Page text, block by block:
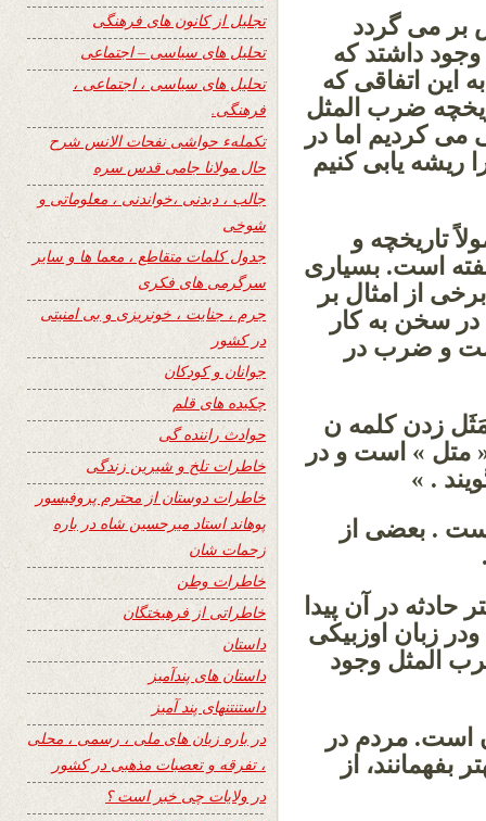
بر می گردد
وجود داشتد که
این اتفاقی که
ضرب المثل
می کردیم اما در
یابی کنیم
تاریخچه و
است. بسیاری
از امثال بر
سخن به کار
و ضرب در
زدن کلمه ن
متل » است و در
. »
. بعضی از
حادثه در آن پیدا
زبان اوزبیکی
المثل وجود
است. مردم در
بفهمانند، از
تجلیل از کانون های فرهنگی
تحلیل های سیاسی – اجتماعی
تحلیل های سیاسی ، اجتماعی ،
فرهنگی.
تکملهء حواشی نفحات الانس شرح
حال مولانا جامی قدس سره
جالب ، دیدنی ،خواندنی ، معلوماتی و
شوخی
جدول کلمات متقاطع ، معما ها و سایر
سرگرمی های فکری
جرم ، جنایت ، خونریزی و بی امنیتی
در کشور
جوانان و کودکان
چکیده های قلم
حوادث راننده گی
خاطرات تلخ و شیرین زندگی
خاطرات دوستان از محترم پروفیسور
پوهاند استاد میرحسین شاه در باره
زحمات شان
خاطرات وطن
خاطراتی از فرهیختگان
داستان
داستان های پندآمیز
داستنتنهای پند آمیز
در باره زبان های ملی ، رسمی ، محلی
، تفرقه و تعصبات مذهبی در کشور
در ولایات چی خبر است ؟